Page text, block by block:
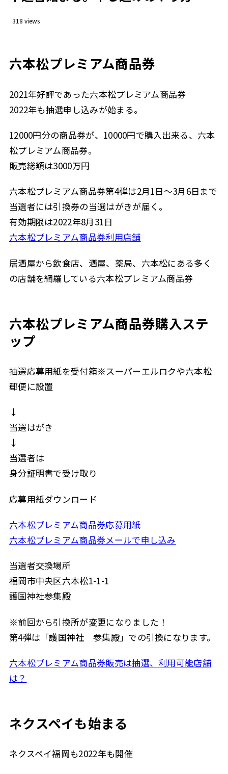
318 views
六本松プレミアム商品券
2021年好評であった六本松プレミアム商品券
2022年も抽選申し込みが始まる。
12000円分の商品券が、10000円で購入出来る、六本
松プレミアム商品券。
販売総額は3000万円
六本松プレミアム商品券第4弾は2月1日～3月6日まで
当選者には引換券の当選はがきが届く。
有効期限は2022年8月31日
六本松プレミアム商品券利用店舗
居酒屋から飲食店、酒屋、薬局、六本松にある多く
の店舗を網羅している六本松プレミアム商品券
六本松プレミアム商品券購入ステ
ップ
抽選応募用紙を受付箱※スーパーエルロクや六本松
郵便に設置
↓
当選はがき
↓
当選者は
身分証明書で受け取り
応募用紙ダウンロード
六本松プレミアム商品券応募用紙
六本松プレミアム商品券メールで申し込み
当選者交換場所
福岡市中央区六本松1-1-1
護国神社参集殿
※前回から引換所が変更になりました！
第4弾は「護国神社 参集殿」での引換になります。
六本松プレミアム商品券販売は抽選、利用可能店舗
は？
ネクスペイも始まる
ネクスペイ福岡も2022年も開催